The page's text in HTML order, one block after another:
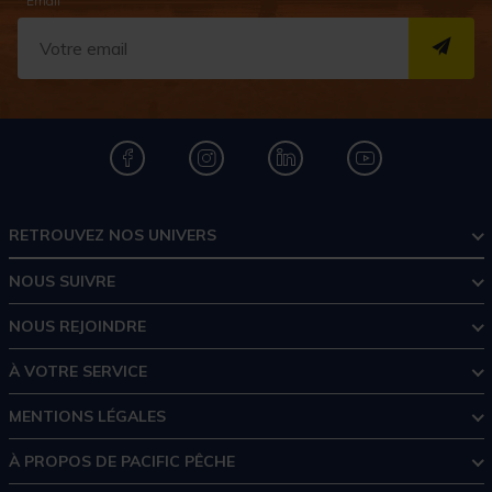
RETROUVEZ NOS UNIVERS
NOUS SUIVRE
NOUS REJOINDRE
À VOTRE SERVICE
MENTIONS LÉGALES
À PROPOS DE PACIFIC PÊCHE